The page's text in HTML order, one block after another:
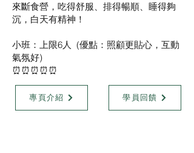
來斷食營，吃得舒服、排得暢順、睡得夠
沉，白天有精神！
小班：上限6人 (優點：照顧更貼心，互動
氣氛好)
⏰⏰⏰⏰⏰
專頁介紹 學員回饋